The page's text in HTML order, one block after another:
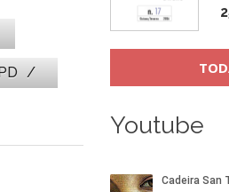
Youtube